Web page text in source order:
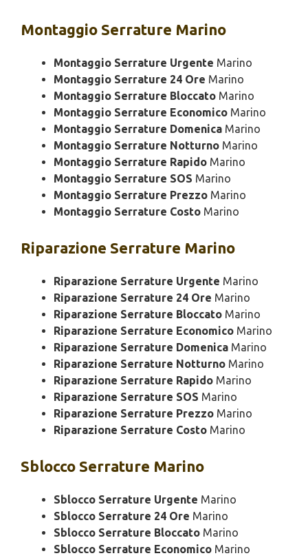
Montaggio Serrature Marino
Montaggio Serrature Urgente Marino
Montaggio Serrature 24 Ore Marino
Montaggio Serrature Bloccato Marino
Montaggio Serrature Economico Marino
Montaggio Serrature Domenica Marino
Montaggio Serrature Notturno Marino
Montaggio Serrature Rapido Marino
Montaggio Serrature SOS Marino
Montaggio Serrature Prezzo Marino
Montaggio Serrature Costo Marino
Riparazione Serrature Marino
Riparazione Serrature Urgente Marino
Riparazione Serrature 24 Ore Marino
Riparazione Serrature Bloccato Marino
Riparazione Serrature Economico Marino
Riparazione Serrature Domenica Marino
Riparazione Serrature Notturno Marino
Riparazione Serrature Rapido Marino
Riparazione Serrature SOS Marino
Riparazione Serrature Prezzo Marino
Riparazione Serrature Costo Marino
Sblocco Serrature Marino
Sblocco Serrature Urgente Marino
Sblocco Serrature 24 Ore Marino
Sblocco Serrature Bloccato Marino
Sblocco Serrature Economico Marino